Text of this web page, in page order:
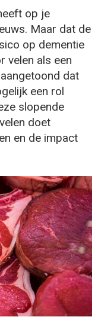
op je
Maar dat de
op dementie
velen als een
dat
een rol
slopende
doet
en de impact